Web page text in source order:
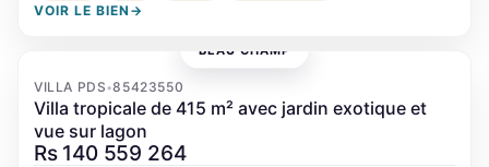
VOIR LE BIEN →
BEAU CHAMP
VILLA PDS•85423550
Villa tropicale de 415 m² avec jardin exotique et
vue sur lagon
Rs 140 559 264